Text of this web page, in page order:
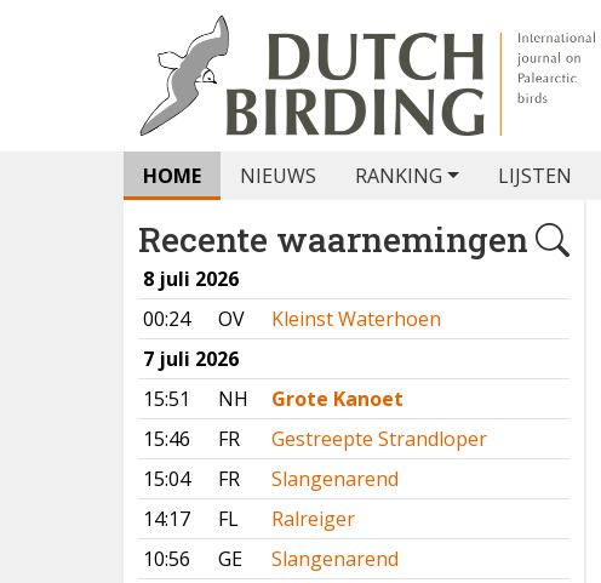
HOME NIEUWS RANKING LIJSTEN
Recente waarnemingen
8 juli 2026
00:24
OV
Kleinst Waterhoen
7 juli 2026
15:51
NH
Grote Kanoet
15:46
FR
Gestreepte Strandloper
15:04
FR
Slangenarend
14:17
FL
Ralreiger
10:56
GE
Slangenarend